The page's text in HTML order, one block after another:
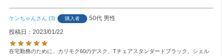
ケンちゃん 3 購入者 50代 男性
投稿日
2023/01/22
在宅勤務のために、カリモク60のデスク、Tチェアスタンダードブラック、シェル